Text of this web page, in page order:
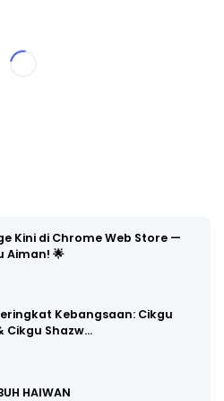
Kini di Chrome Web Store —
Aiman! 🌟
Kebangsaan: Cikgu
Cikgu Shazw…
HAIWAN